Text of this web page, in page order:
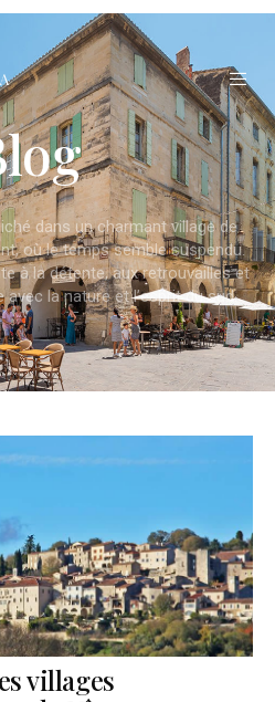
dans un charmant village de
où le temps semble suspendu.
à la détente, aux retrouvailles et
la nature et l’esprit du sud.
villages